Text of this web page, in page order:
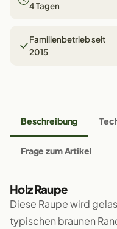
4 Tagen
Familienbetrieb seit
2015
Beschreibung
Frage zum Artikel
Holz Raupe
Diese Raupe wird
typischen braunen